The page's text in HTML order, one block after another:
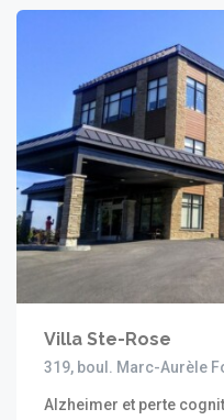
Villa Ste-Rose
319, boul. Marc-Aurèle
Alzheimer et perte